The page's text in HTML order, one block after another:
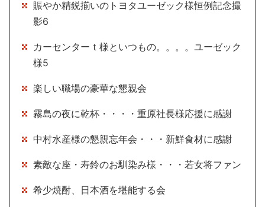
賑やか精鋭揃いのトヨタユーゼック様恒例記念撮
影6
カーセンターｔ様といつもの。。。。ユーゼック
様5
楽しい職場の豪華な懇親会
霧島の夜に乾杯・・・・重原社長様応援に感謝
中村水産様の懇親忘年会・・・新鮮食材に感謝
素敵な座・寿鈴のお馴染み様・・・若女将ファン
希少焼酎、日本酒を堪能する会